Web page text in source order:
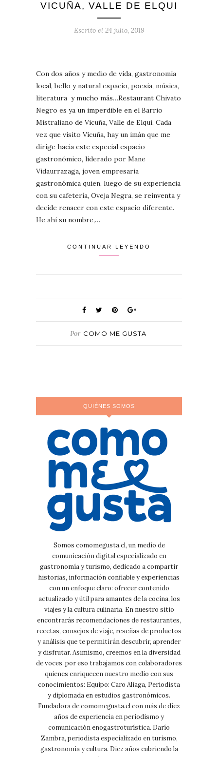
VICUÑA, VALLE DE ELQUI
Escrito el 24 julio, 2019
Con dos años y medio de vida, gastronomía
local, bello y natural espacio, poesía, música,
literatura y mucho más…Restaurant Chivato
Negro es ya un imperdible en el Barrio
Mistraliano de Vicuña, Valle de Elqui. Cada
vez que visito Vicuña, hay un imán que me
dirige hacia este especial espacio
gastronómico, liderado por Mane
Vidaurrazaga, joven empresaria
gastronómica quien, luego de su experiencia
con su cafetería, Oveja Negra, se reinventa y
decide renacer con este espacio diferente.
He ahí su nombre,…
CONTINUAR LEYENDO
Por COMO ME GUSTA
QUIÉNES SOMOS
Somos comomegusta.cl, un medio de
comunicación digital especializado en
gastronomía y turismo, dedicado a compartir
historias, información confiable y experiencias
con un enfoque claro: ofrecer contenido
actualizado y útil para amantes de la cocina, los
viajes y la cultura culinaria. En nuestro sitio
encontrarás recomendaciones de restaurantes,
recetas, consejos de viaje, reseñas de productos
y análisis que te permitirán descubrir, aprender
y disfrutar. Asimismo, creemos en la diversidad
de voces, por eso trabajamos con colaboradores
quienes enriquecen nuestro medio con sus
conocimientos: Equipo: Caro Aliaga, Periodista
y diplomada en estudios gastronómicos.
Fundadora de comomegusta.cl con más de diez
años de experiencia en periodismo y
comunicación enogastroturística. Darío
Zambra, periodista especializado en turismo,
gastronomía y cultura. Diez años cubriendo la